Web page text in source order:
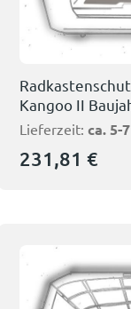
Kangoo II
Lieferzeit: ca. 5-
231,81 €